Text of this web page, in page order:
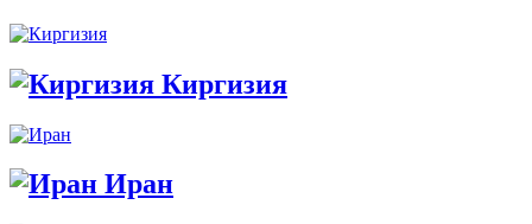
Киргизия
Иран